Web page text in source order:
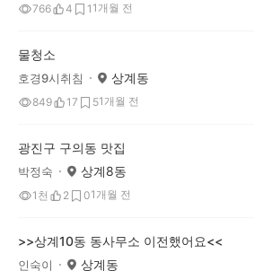
766 4 1 1개월 전
물청소
호경9시취침 상계동
849 17 51개월 전
광진구 구의동 맛집
박정숙 상계8동
1천 2 01개월 전
>>상계10동 동사무소 이전했어요<<
인숙이 상계동